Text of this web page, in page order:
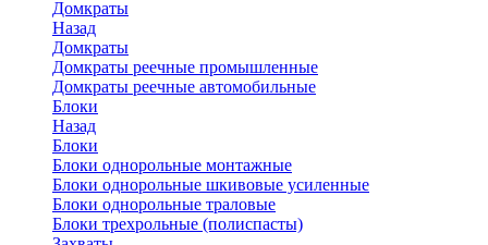
Домкраты
Назад
Домкраты
Домкраты реечные промышленные
Домкраты реечные автомобильные
Блоки
Назад
Блоки
Блоки однорольные монтажные
Блоки однорольные шкивовые усиленные
Блоки однорольные траловые
Блоки трехрольные (полиспасты)